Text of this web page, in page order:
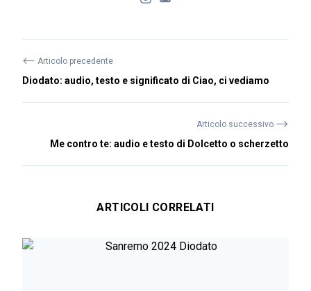
⟵ Articolo precedente
Diodato: audio, testo e significato di Ciao, ci vediamo
Articolo successivo ⟶
Me contro te: audio e testo di Dolcetto o scherzetto
ARTICOLI CORRELATI